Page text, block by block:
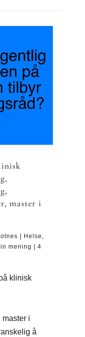
master i
Helse ,
mening
4
klinisk
i
å